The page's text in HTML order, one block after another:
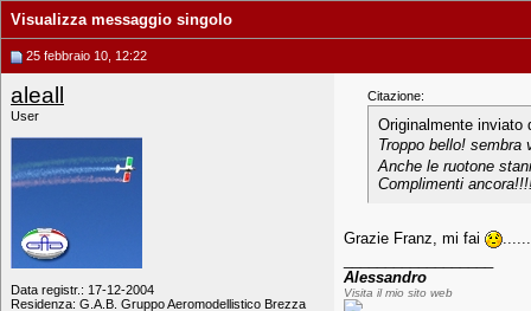
Visualizza messaggio singolo
25 febbraio 10, 12:22
aleall
User
Data registr.: 17-12-2004
Residenza: G.A.B. Gruppo Aeromodellistico Brezza
Citazione:
Originalmente inviato
Troppo bello! sembra
Anche le ruotone
Complimenti
Grazie Franz, mi fai
Alessandro
Visita il mio sito web